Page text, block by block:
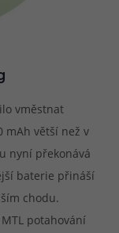
vměstnat
mAh větší než v
nyní překonává
baterie přináší
chodu.
potahování